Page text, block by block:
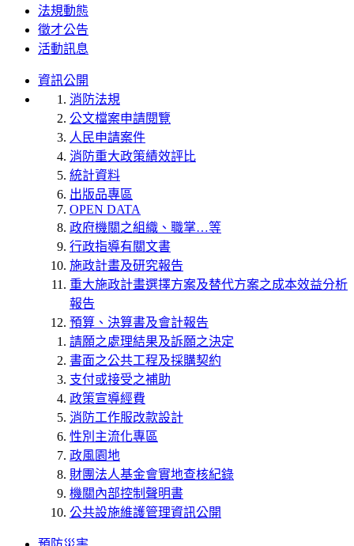
法規動態
徵才公告
活動訊息
資訊公開
消防法規
公文檔案申請閱覽
人民申請案件
消防重大政策績效評比
統計資料
出版品專區
OPEN DATA
政府機關之組織、職掌…等
行政指導有關文書
施政計畫及研究報告
重大施政計畫選擇方案及替代方案之成本效益分析
報告
預算、決算書及會計報告
請願之處理結果及訴願之決定
書面之公共工程及採購契約
支付或接受之補助
政策宣導經費
消防工作服改款設計
性別主流化專區
政風園地
財團法人基金會實地查核紀錄
機關內部控制聲明書
公共設施維護管理資訊公開